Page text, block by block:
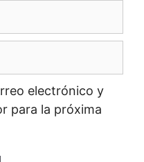
electrónico y
para la próxima